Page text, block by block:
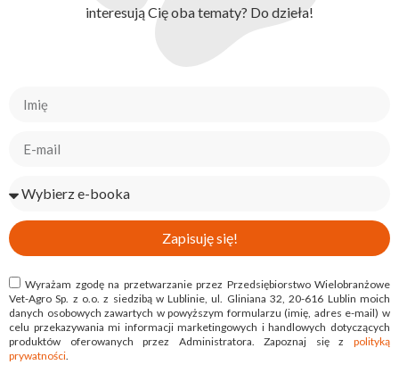
interesują Cię oba tematy? Do dzieła!
Wyrażam zgodę na przetwarzanie przez Przedsiębiorstwo Wielobranżowe
Vet-Agro Sp. z o.o. z siedzibą w Lublinie, ul. Gliniana 32, 20-616 Lublin moich
danych osobowych zawartych w powyższym formularzu (imię, adres e-mail) w
celu przekazywania mi informacji marketingowych i handlowych dotyczących
produktów oferowanych przez Administratora. Zapoznaj się z polityką
prywatności.
Zapisuję się!